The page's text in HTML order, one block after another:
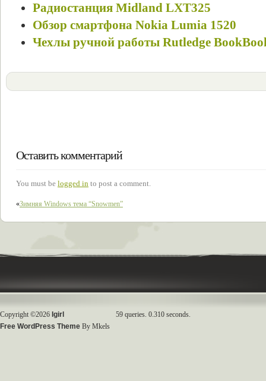
Радиостанция Midland LXT325
Обзор смартфона Nokia Lumia 1520
Чехлы ручной работы Rutledge
Оставить комментарий
You must be logged in to post a comment.
«Зимняя Windows тема “Snowmen”
Copyright ©2026 Igirl
Free WordPress Theme By Mkels
59 queries. 0.310 seconds.